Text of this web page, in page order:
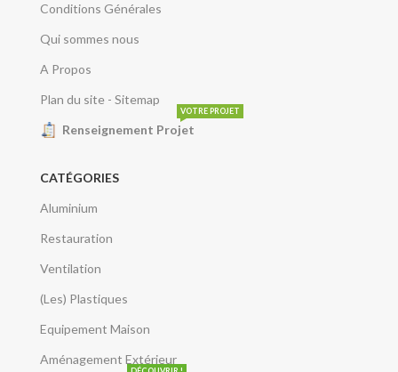
Conditions Générales
Qui sommes nous
A Propos
Plan du site - Sitemap
Renseignement Projet
VOTRE PROJET
CATÉGORIES
Aluminium
Restauration
Ventilation
(Les) Plastiques
Equipement Maison
Aménagement Extérieur